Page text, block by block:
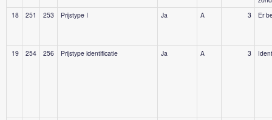
18
251 253 Prijstype I Ja A 3 Er
19 254 256 Prijstype identificatie Ja A 3